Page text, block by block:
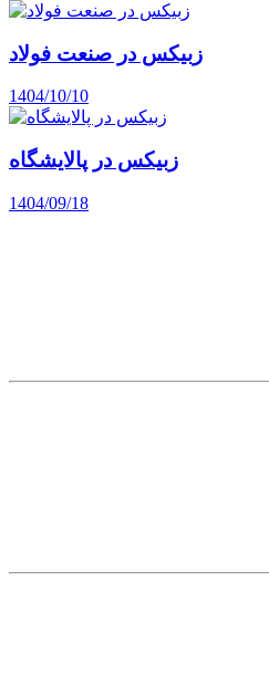
زبیکس در صنعت فولاد
1404/10/10
زبیکس در پالایشگاه
1404/09/18